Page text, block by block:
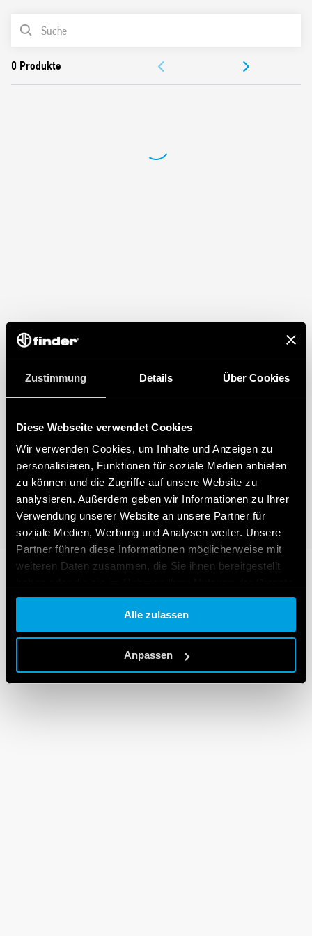
Zustimmung Details Über Cookies
Diese Webseite verwendet Cookies
Wir verwenden Cookies, um Inhalte und Anzeigen zu
personalisieren, Funktionen für soziale Medien anbieten
zu können und die Zugriffe auf unsere Website zu
analysieren. Außerdem geben wir Informationen zu Ihrer
Verwendung unserer Website an unsere Partner für
soziale Medien, Werbung und Analysen weiter. Unsere
Partner führen diese Informationen möglicherweise mit
weiteren Daten zusammen, die Sie ihnen bereitgestellt
gesammelt haben.
Cookie policy.
Alle zulassen
Anpassen
Italienisches Patent
PRODUKTLISTE
ZULASSUNGEN